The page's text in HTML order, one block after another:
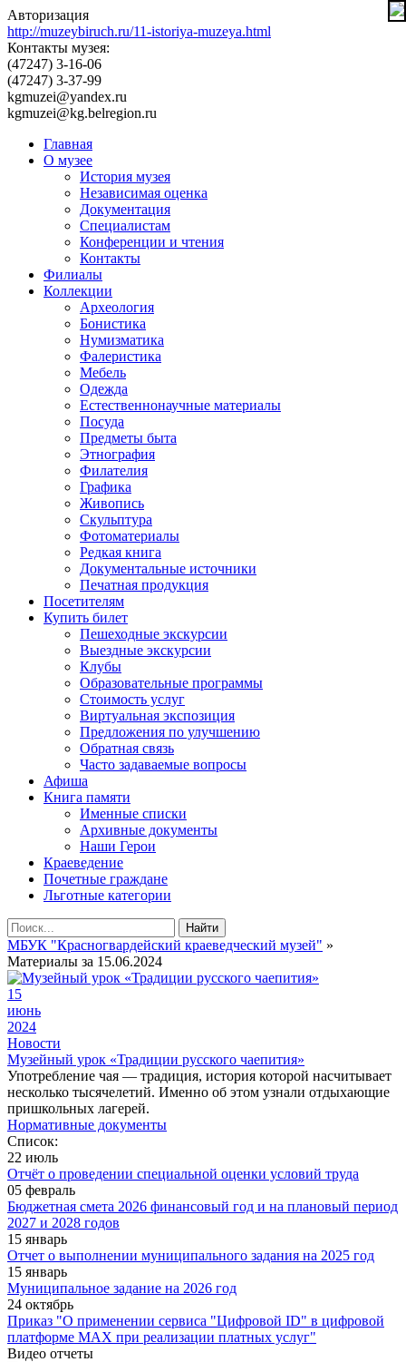
Авторизация
http://muzeybiruch.ru/11-istoriya-muzeya.html
Контакты музея:
(47247) 3-16-06
(47247) 3-37-99
kgmuzei@yandex.ru
kgmuzei@kg.belregion.ru
Главная
О музее
История музея
Независимая оценка
Документация
Специалистам
Конференции и чтения
Контакты
Филиалы
Коллекции
Археология
Бонистика
Нумизматика
Фалеристика
Мебель
Одежда
Естественнонаучные материалы
Посуда
Предметы быта
Этнография
Филателия
Графика
Живопись
Скульптура
Фотоматериалы
Редкая книга
Документальные источники
Печатная продукция
Посетителям
Купить билет
Пешеходные экскурсии
Выездные экскурсии
Клубы
Образовательные программы
Стоимость услуг
Виртуальная экспозиция
Предложения по улучшению
Обратная связь
Часто задаваемые вопросы
Афиша
Книга памяти
Именные списки
Архивные документы
Наши Герои
Краеведение
Почетные граждане
Льготные категории
Найти
МБУК "Красногвардейский краеведческий музей" »
Материалы за 15.06.2024
15
июнь
2024
Новости
Музейный урок «Традиции русского чаепития»
Употребление чая — традиция, история которой насчитывает
несколько тысячелетий. Именно об этом узнали отдыхающие
пришкольных лагерей.
Нормативные документы
Список:
22 июль
Отчёт о проведении специальной оценки условий труда
05 февраль
Бюджетная смета 2026 финансовый год и на плановый период
2027 и 2028 годов
15 январь
Отчет о выполнении муниципального задания на 2025 год
15 январь
Муниципальное задание на 2026 год
24 октябрь
Приказ "О применении сервиса "Цифровой ID" в цифровой
платформе МАХ при реализации платных услуг"
Видео отчеты